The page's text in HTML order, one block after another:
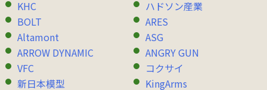
KHC
ハドソン産業
BOLT
ARES
Altamont
ASG
ARROW DYNAMIC
ANGRY GUN
VFC
コクサイ
新日本模型
KingArms